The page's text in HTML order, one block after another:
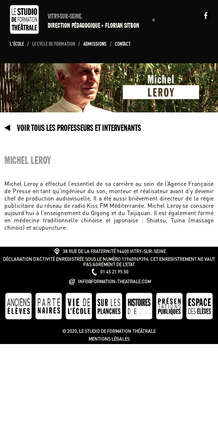
VITRY-SUR-SEINE.
DIRECTION PÉDAGOGIQUE FLORIAN SITBON
<
L'ÉCOLE / LE CYCLE DE FORMATION / ADMISSIONS / CONTACT
VOIR TOUS LES PROFESSEURS ET INTERVENANTS
MICHEL LEROY
Michel Leroy a effectué l’essentiel de sa carrière au sein de l’Agence Française
de Presse en tant qu’ingénieur du son, monteur et réalisateur avant d’y devenir
chef de production audiovisuelle. Il a été aussi brièvement directeur de la régie
publicitaire du réseau de radio Kiss FM Méditerranée. Michel Leroy se consacre
aujourd’hui à l’enseignement du Qigong et du Taijiquan. Il est également formé
en médecine traditionnelle chinoise et japonaise : Shiatsu, Tuina (massage
chinois) et acupuncture.
38 RUE DE LA FRATERNITÉ94400 VITRY-SUR-SEINE
DÉCLARATION D’ACTIVITÉ ENREGISTRÉE SOUS LE NUMÉRO 11940969394. CET ENREGISTREMENT NE VAUT
PAS AGRÉMENT DE L’ETAT
01 45 21 95 50
INFO@FORMATION-THEATRALE.COM
© 2020, LE STUDIO DE FORMATION THÉÂTRALE
MENTIONS LÉGALES